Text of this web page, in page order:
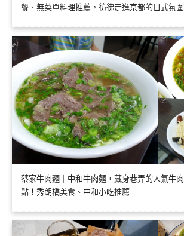
餐、無菜單料理推薦，彷彿走進京都的日式氛圍
蔡家牛肉麵｜中和牛肉麵，藏身巷弄的人氣牛
點！秀朗橋美食、中和小吃推薦